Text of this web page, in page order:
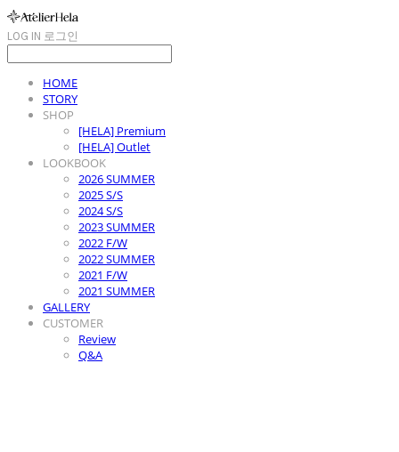
LOG IN 로그인
HOME
STORY
SHOP
[HELA] Premium
[HELA] Outlet
LOOKBOOK
2026 SUMMER
2025 S/S
2024 S/S
2023 SUMMER
2022 F/W
2022 SUMMER
2021 F/W
2021 SUMMER
GALLERY
CUSTOMER
Review
Q&A